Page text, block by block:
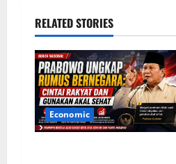
v
i
g
a
t
RELATED STORIES
Economic